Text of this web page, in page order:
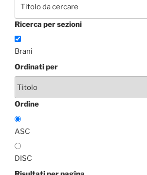
Ricerca per sezioni
Brani
Ordinati per
Ordine
ASC
DISC